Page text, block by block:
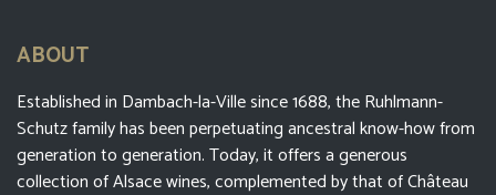
ABOUT
Established in Dambach-la-Ville since 1688, the Ruhlmann-
Schutz family has been perpetuating ancestral know-how from
generation to generation. Today, it offers a generous
collection of Alsace wines, complemented by that of Château